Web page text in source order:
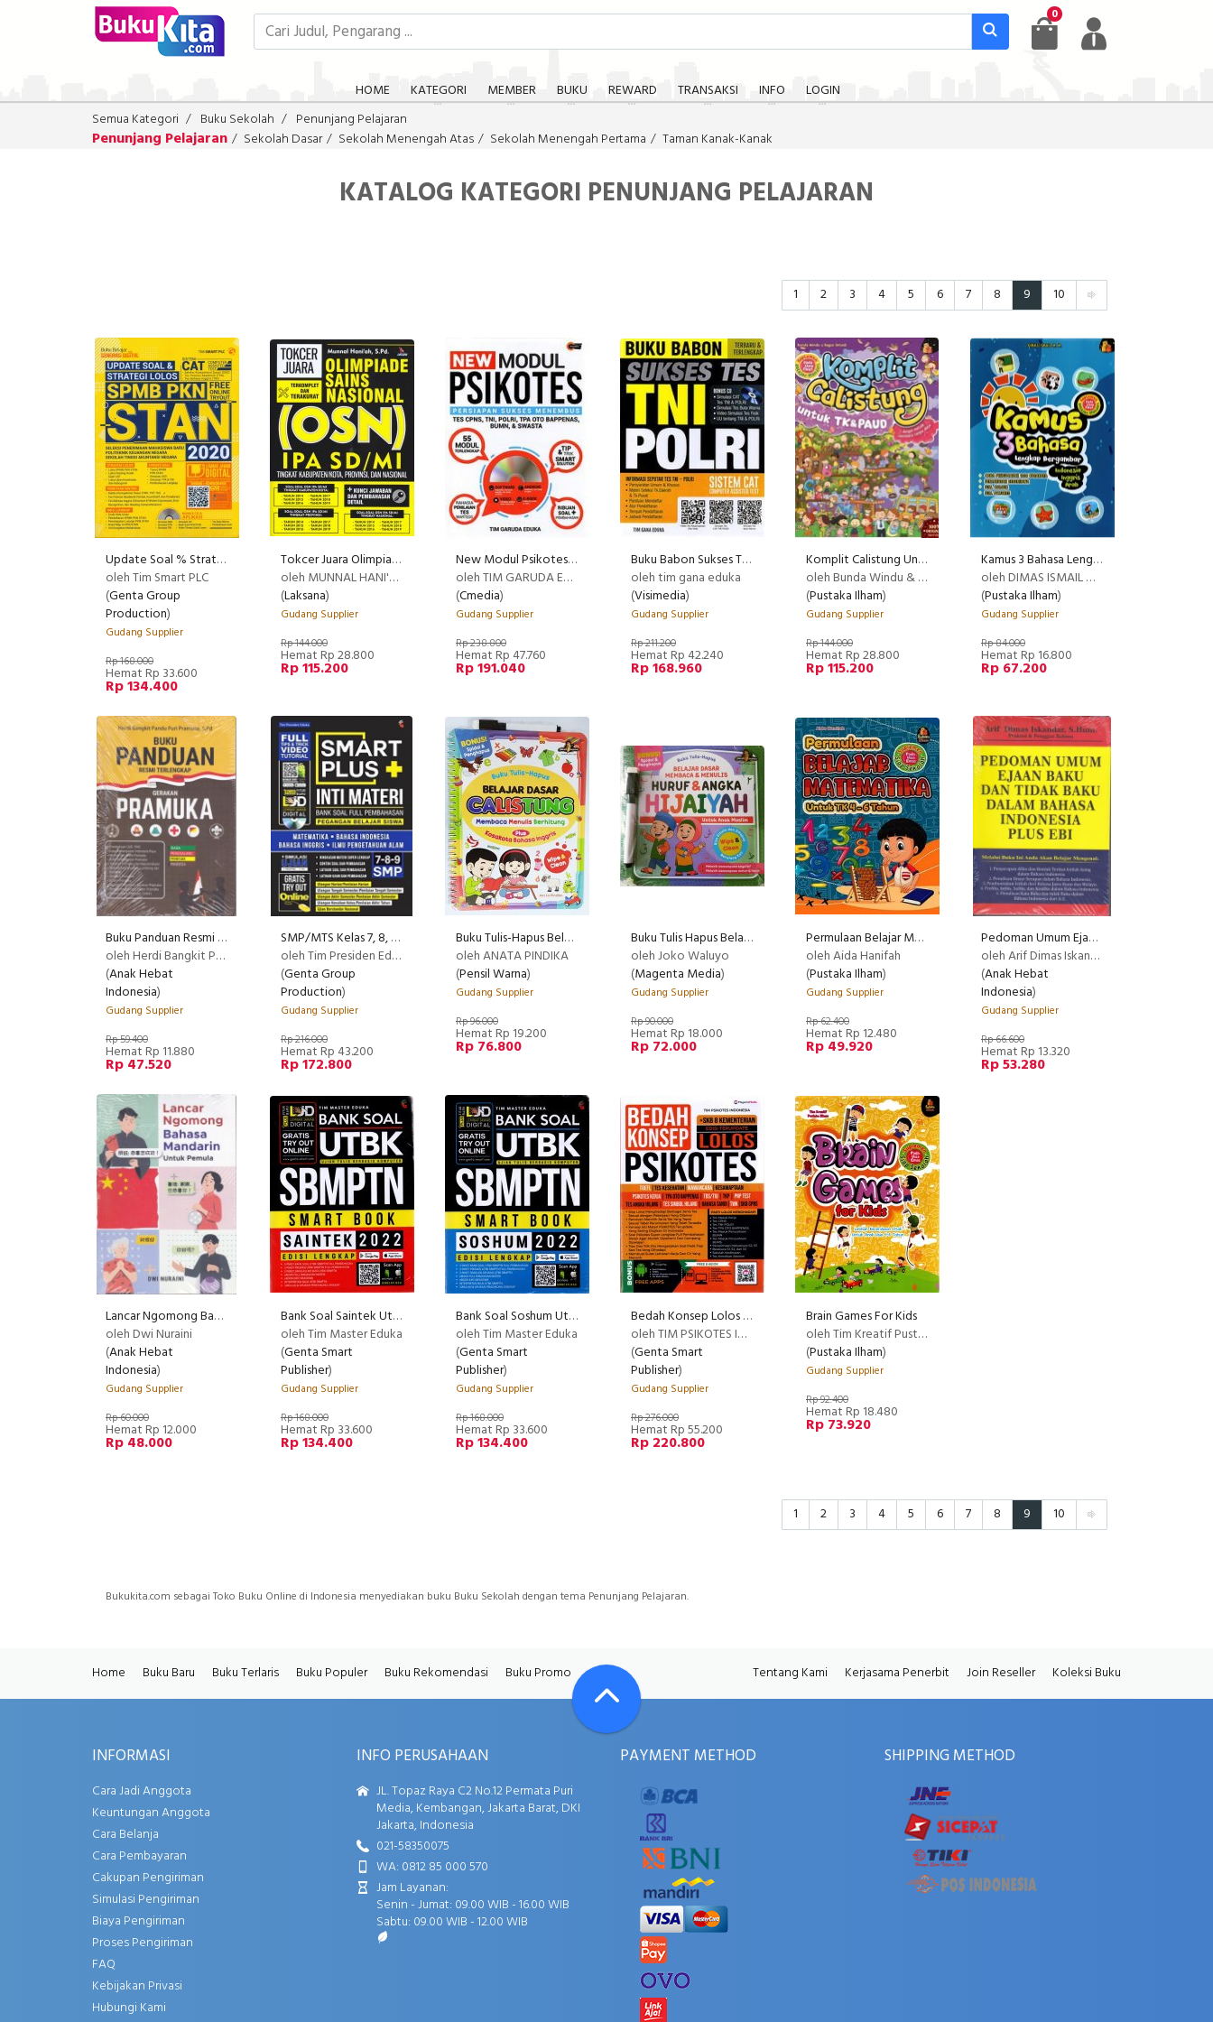
0
HOME KATEGORI MEMBER BUKU REWARD TRANSAKSI INFO
LOGIN
Semua Kategori
Buku Sekolah Penunjang Pelajaran
Penunjang Pelajaran Sekolah Dasar Sekolah Menengah Atas Sekolah Menengah Pertama Taman Kanak-Kanak
KATALOG KATEGORI PENUNJANG PELAJARAN
1 2 3 4 5 6 7 8 9 10
Update Soal % Strategi Lolos SPMB PKN STAN 2020
oleh Tim Smart PLC
(Genta Group
Production)
Gudang Supplier
Rp 168.000
Hemat Rp 33.600
Rp 134.400
Tokcer Juara Olimpiade Sains Nasional (OSN) IPA
oleh MUNNAL HANI'AH, S.Pd.
(Laksana)
Gudang Supplier
Rp 144.000
Hemat Rp 28.800
Rp 115.200
New Modul Psikotes (Plus Cd) (Promo Best Book)
oleh TIM GARUDA EDUKA
(Cmedia)
Gudang Supplier
Rp 238.800
Hemat Rp 47.760
Rp 191.040
Buku Babon Sukses Tes Tni Polri Sistem Cat
oleh tim gana eduka
(Visimedia)
Gudang Supplier
Rp 211.200
Hemat Rp 42.240
Rp 168.960
Komplit Calistung Untuk Tk & Paud : Suplemen Belajar Mandiri
oleh Bunda Windu & Bagus S
(Pustaka Ilham)
Gudang Supplier
Rp 144.000
Hemat Rp 28.800
Rp 115.200
Kamus 3 Bahasa Lengkap Bergambar Indonesia Inggris Arab
oleh DIMAS ISMAIL M.M.
(Pustaka Ilham)
Gudang Supplier
Rp 84.000
Hemat Rp 16.800
Rp 67.200
Buku Panduan Resmi Terlengkap Gerakan Pramuka RECOMMENDED
oleh Herdi Bangkit Pandu Puri Pramana , S .Pd
(Anak Hebat
Indonesia)
Gudang Supplier
Rp 59.400
Hemat Rp 11.880
Rp 47.520
SMP/MTS Kelas 7, 8, 9 Inti Materi Bank Soal Full Pembahasan Smart Plus ( cover Baru )
oleh Tim Presiden Eduka
(Genta Group
Production)
Gudang Supplier
Rp 216.000
Hemat Rp 43.200
Rp 172.800
Buku Tulis-Hapus Belajar Dasar Calistung ( Cover Baru )
oleh ANATA PINDIKA
(Pensil Warna)
Gudang Supplier
Rp 96.000
Hemat Rp 19.200
Rp 76.800
Buku Tulis Hapus Belajar Dasar Membaca & Menulis Huruf & Angka dan hijyaiyah gka ( Cover Baru )
oleh Joko Waluyo
(Magenta Media)
Gudang Supplier
Rp 90.000
Hemat Rp 18.000
Rp 72.000
Permulaan Belajar Matematika Tk 4-6 Supplemen Siap Sekolah ( cover baru 2022 )
oleh Aida Hanifah
(Pustaka Ilham)
Gudang Supplier
Rp 62.400
Hemat Rp 12.480
Rp 49.920
Pedoman Umum Ejaan Baku dan Tidak Baku Dalam Bahasa Indonesia Plus EBI
oleh Arif Dimas Iskandar , S. Hum.
(Anak Hebat
Indonesia)
Gudang Supplier
Rp 66.600
Hemat Rp 13.320
Rp 53.280
Lancar Ngomong Bahasa Mandarin untuk pemula
oleh Dwi Nuraini
(Anak Hebat
Indonesia)
Gudang Supplier
Rp 60.000
Hemat Rp 12.000
Rp 48.000
Bank Soal Saintek Utbk Sbmptn 2022
oleh Tim Master Eduka
(Genta Smart
Publisher)
Gudang Supplier
Rp 168.000
Hemat Rp 33.600
Rp 134.400
Bank Soal Soshum Utbk Sbmptn 2022
oleh Tim Master Eduka
(Genta Smart
Publisher)
Gudang Supplier
Rp 168.000
Hemat Rp 33.600
Rp 134.400
Bedah Konsep Lolos Psikotes
oleh TIM PSIKOTES INDONESIA
(Genta Smart
Publisher)
Gudang Supplier
Rp 276.000
Hemat Rp 55.200
Rp 220.800
Brain Games For Kids
oleh Tim Kreatif Pustaka Ilham
(Pustaka Ilham)
Gudang Supplier
Rp 92.400
Hemat Rp 18.480
Rp 73.920
1 2 3 4 5 6 7 8 9 10
Bukukita.com sebagai Toko Buku Online di Indonesia menyediakan buku Buku Sekolah dengan tema Penunjang Pelajaran.
Home Buku Baru Buku Terlaris Buku Populer Buku Rekomendasi Buku Promo Tentang Kami Kerjasama Penerbit Join Reseller Koleksi Buku
INFORMASI
Cara Jadi Anggota
Keuntungan Anggota
Cara Belanja
Cara Pembayaran
Cakupan Pengiriman
Simulasi Pengiriman
Biaya Pengiriman
Proses Pengiriman
FAQ
Kebijakan Privasi
Hubungi Kami
INFO PERUSAHAAN
JL. Topaz Raya C2 No.12 Permata Puri
Media, Kembangan, Jakarta Barat, DKI
Jakarta, Indonesia
021-58350075
WA: 0812 85 000 570
Jam Layanan:
Senin - Jumat: 09.00 WIB - 16.00 WIB
Sabtu: 09.00 WIB - 12.00 WIB
PAYMENT METHOD SHIPPING METHOD